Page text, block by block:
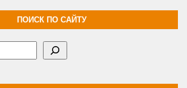
ПОИСК ПО САЙТУ